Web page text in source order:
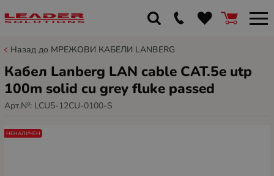
Назад до МРЕЖОВИ КАБЕЛИ LANBERG
Кабел Lanberg LAN cable CAT.5e utp
100m solid cu grey fluke passed
Арт.№: LCU5-12CU-0100-S
НЕНАЛИЧЕН